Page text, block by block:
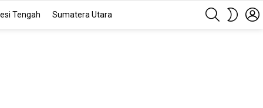
Tengah Sumatera Utara
SEARCH
SKIN